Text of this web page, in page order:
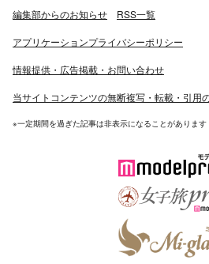
編集部からのお知らせ RSS一覧
アプリケーションプライバシーポリシー
情報提供・広告掲載・お問い合わせ
当サイトコンテンツの無断複写・転載・引用
※一定期間を過ぎた記事は非表示になることがあります